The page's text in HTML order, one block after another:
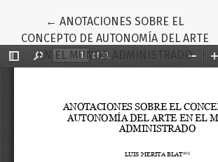
←Volver a los detalles del artículo
ANOTACIONES SOBRE EL
CONCEPTO DE AUTONOMÍA DEL ARTE
EN EL MUNDO ADMINISTRADO